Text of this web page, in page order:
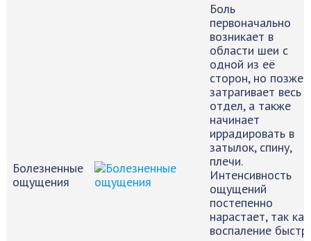
Болезненные
ощущения
Боль
первоначально
возникает в
области шеи с
одной из её
сторон, но позже
затрагивает весь
отдел, а также
начинает
иррадировать в
затылок, спину,
плечи.
Интенсивность
ощущений
постепенно
нарастает, так как
воспаление